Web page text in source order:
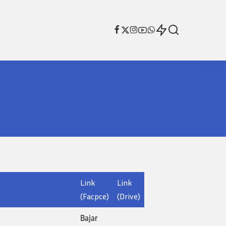
Código de ética unificado
Link
(Facpce)
Link
(Drive)
Bajar